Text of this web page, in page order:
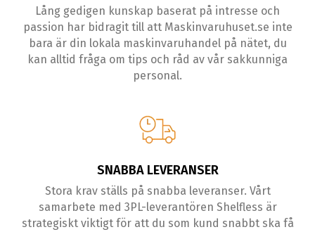
Lång gedigen kunskap baserat på intresse och
passion har bidragit till att Maskinvaruhuset.se inte
bara är din lokala maskinvaruhandel på nätet, du
kan alltid fråga om tips och råd av vår sakkunniga
personal.
SNABBA LEVERANSER
Stora krav ställs på snabba leveranser. Vårt
samarbete med 3PL-leverantören Shelfless är
strategiskt viktigt för att du som kund snabbt ska få